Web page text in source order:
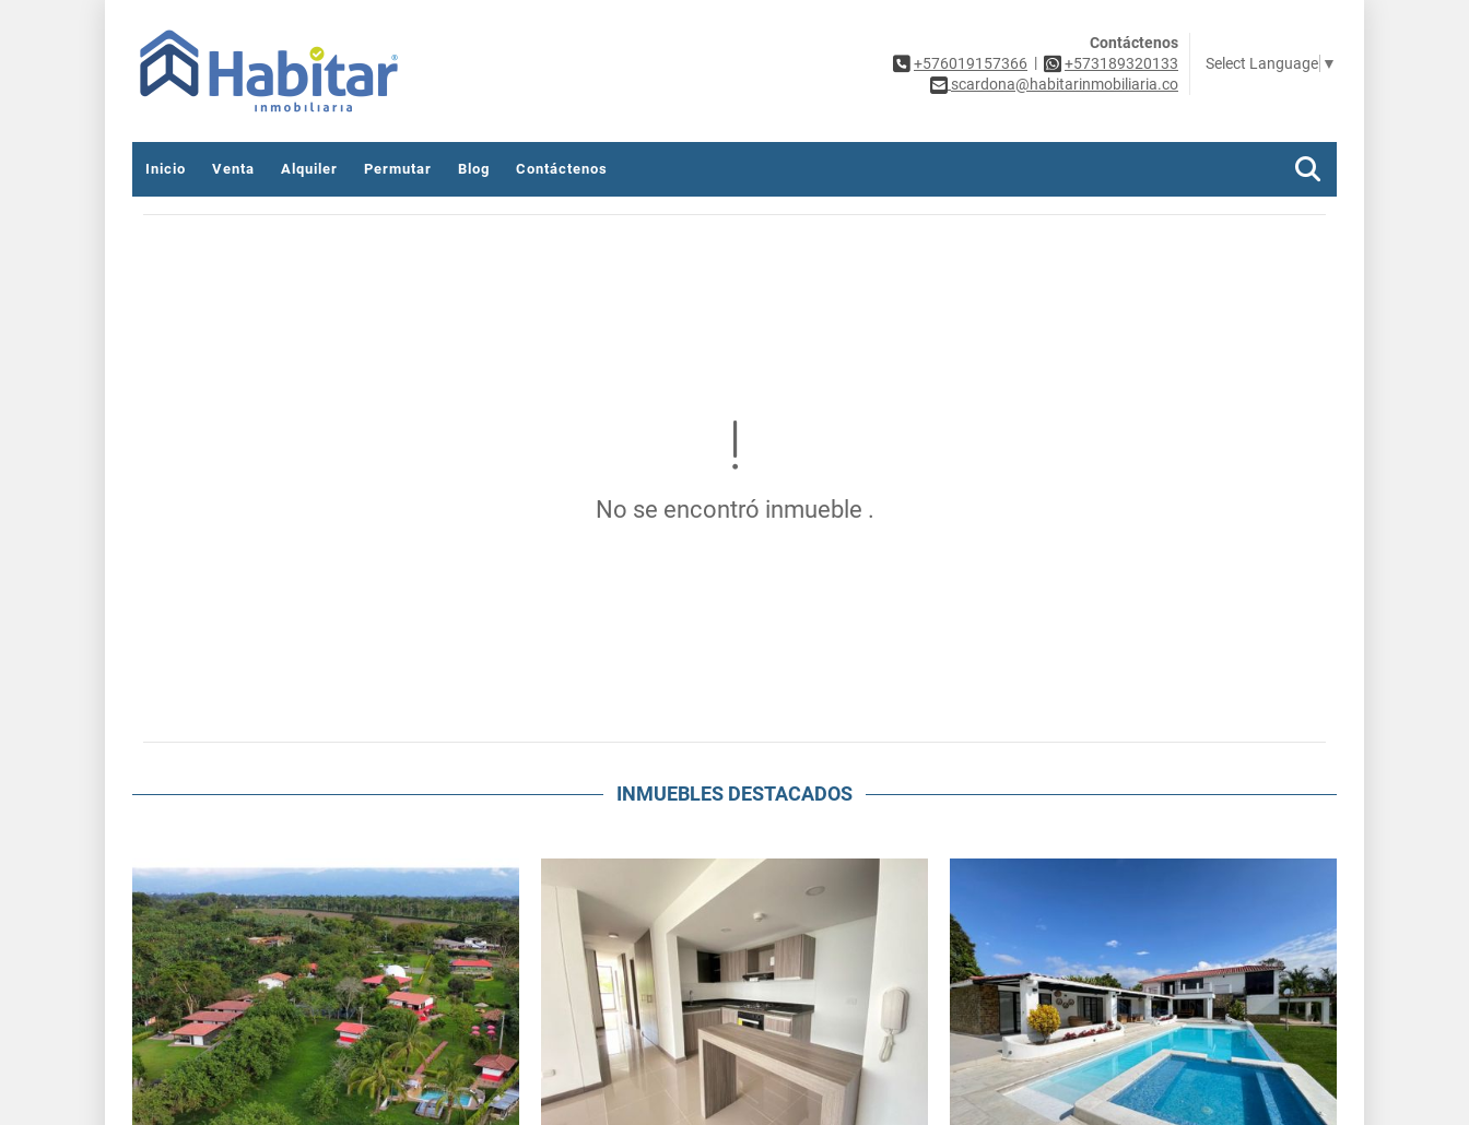
Contáctenos
+576019157366 |
+573189320133
scardona@habitarinmobiliaria.co
Select Language ▼
Inicio Venta Alquiler Permutar Blog Contáctenos
No se encontró inmueble .
INMUEBLES DESTACADOS